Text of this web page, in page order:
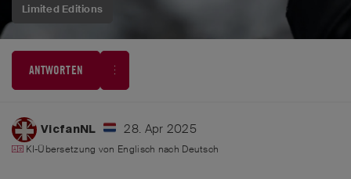
Limited Editions
ANTWORTEN
VicfanNL 28. Apr 2025
KI-Übersetzung von Englisch nach Deutsch